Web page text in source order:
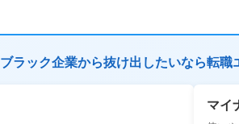
ブラック企業から抜け出したいなら転職
マイ